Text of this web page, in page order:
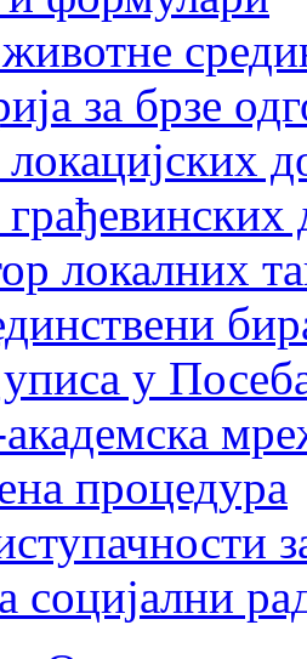
за брзе
грађевинских
локалних
у
процедура
социјални